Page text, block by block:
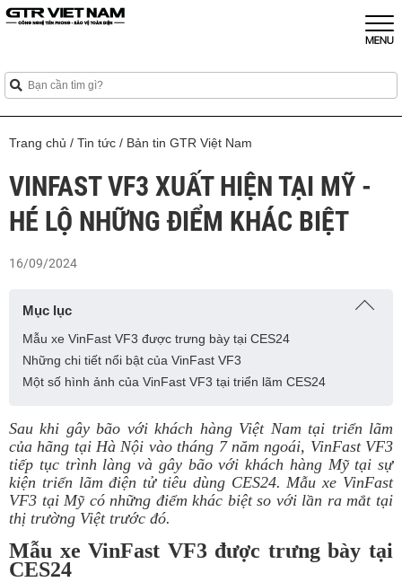
Trang chủ / Tin tức / Bản tin GTR Việt Nam
VINFAST VF3 XUẤT HIỆN TẠI MỸ -
HÉ LỘ NHỮNG ĐIỂM KHÁC BIỆT
16/09/2024
Mục lục
Mẫu xe VinFast VF3 được trưng bày tại CES24
Những chi tiết nổi bật của VinFast VF3
Một số hình ảnh của VinFast VF3 tại triển lãm CES24
Sau khi gây bão với khách hàng Việt Nam tại triển lãm
của hãng tại Hà Nội vào tháng 7 năm ngoái, VinFast VF3
tiếp tục trình làng và gây bão với khách hàng Mỹ tại sự
kiện triển lãm điện tử tiêu dùng CES24. Mẫu xe VinFast
VF3 tại Mỹ có những điểm khác biệt so với lần ra mắt tại
thị trường Việt trước đó.
Mẫu xe VinFast VF3 được trưng bày tại
CES24